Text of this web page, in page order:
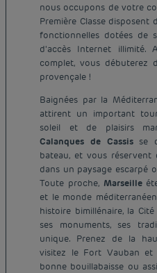
nous occupons de votre
Première Classe
fonctionnelles dotées de
d'accès Internet illimité.
complet, vous débuterez
provençale !
Baignées par la
attirent un important
soleil et de plaisirs
Calanques de Cassisse
bateau, et vous réservent
dans un paysage escarpé
Toute proche, Marseille
et le monde
histoire bimillénaire, la
ses monuments, ses
unique. Prenez de la
visitez le Fort Vauban et
bonne bouillabaisse ou